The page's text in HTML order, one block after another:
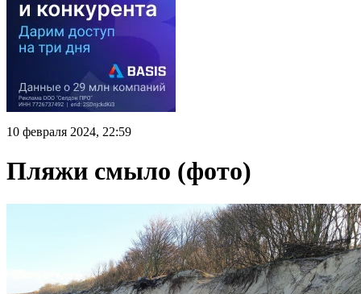
10 февраля 2024, 22:59
Пляжи смыло (фото)